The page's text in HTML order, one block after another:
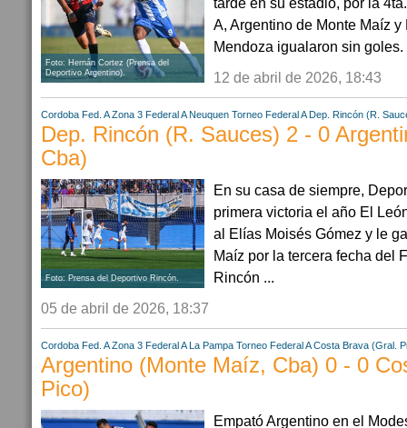
Foto: Hernán Cortez (Prensa del
Deportivo Argentino).
A, Argentino de Monte Maíz
Mendoza igualaron sin goles.
12 de abril de 2026, 18:43
Cordoba Fed. A Zona 3 Federal A Neuquen Torneo Federal A Dep. Rincón (R.
Dep. Rincón (R. Sauces) 2 - 0
Cba)
Foto: Prensa del Deportivo Rincón.
En su casa de siempre,
primera victoria el año El
al Elías Moisés Gómez y le
Maíz por la tercera fecha del
Rincón ...
05 de abril de 2026, 18:37
Cordoba Fed. A Zona 3 Federal A La Pampa Torneo Federal A Costa Brava (Gral.
Argentino (Monte Maíz, Cba) 0 - 0
Pico)
Empató Argentino en el